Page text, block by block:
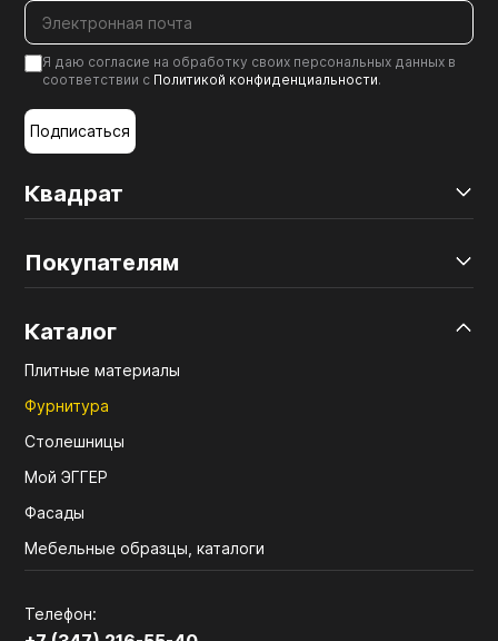
Квадрат
Покупателям
Каталог
Плитные материалы
Фурнитура
Столешницы
Мой ЭГГЕР
Фасады
Мебельные образцы, каталоги
Телефон:
Я даю согласие на обработку своих персональных данных в
соответствии с Политикой конфиденциальности.
Подписаться